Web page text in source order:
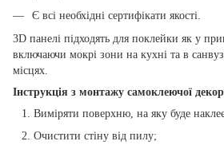
Є всі необхідні сертифікати якості.
3D панелі підходять для поклейки як у
включаючи мокрі зони на кухні та в
місцях.
Інструкція з монтажу самоклеючої
Виміряти поверхню, на яку буде
Очистити стіну від пилу;